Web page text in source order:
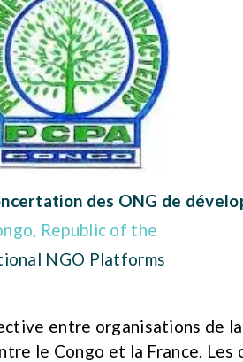
des ONG de
Republic of the
NGO Platforms
entre organisations de
le Congo et la France.